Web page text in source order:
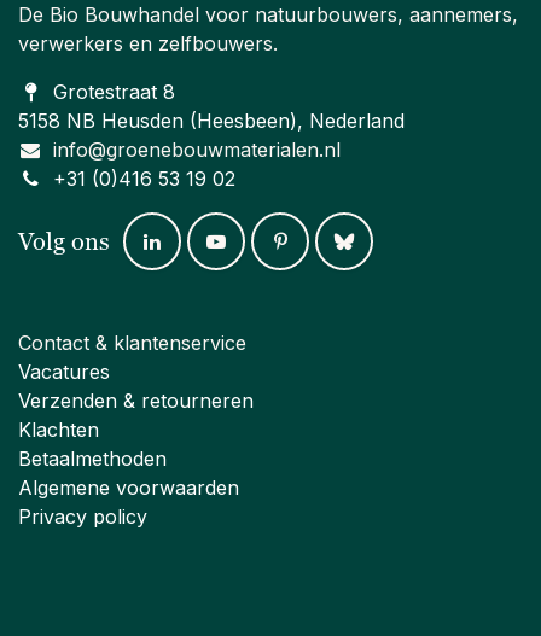
De Bio Bouwhandel voor natuurbouwers, aannemers,
verwerkers en zelfbouwers.
Grotestraat 8
5158 NB Heusden (Heesbeen), Nederland
info@groenebouwmaterialen.nl
+31 (0)416 53 19 02
Volg ons
Contact & klantenservice
Vacatures
Verzenden & retourneren
Klachten
Betaalmethoden
Algemene voorwaarden
Privacy policy